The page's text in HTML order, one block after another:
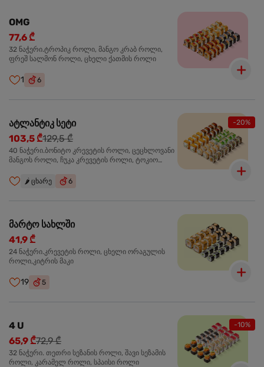
OMG
77,6 ₾
32 ნაჭერი.ტროპიკ როლი, მანგო კრაბ როლი,
ფრეშ სალმონ როლი, ცხელი ქათმის როლი
1 6
-20%
ატლანტიკ სეტი
103,5 ₾129,5 ₾
40 ნაჭერი.ბონიტო კრევეტის როლი, ცეცხლოვანი
მანგოს როლი, ჩუკა კრევეტის როლი, ტოკიო
🌶️ ცხარე 6
მარტო სახლში
41,9 ₾
24 ნაჭერი.კრევეტის როლი, ცხელი ორაგულის
როლი,კიტრის მაკი
19 5
-10%
4 U
65,9 ₾72,9 ₾
32 ნაჭერი. თეთრი სეზანის როლი, შავი სეზამის
როლი, კარამელ როლი, სპაისი როლი